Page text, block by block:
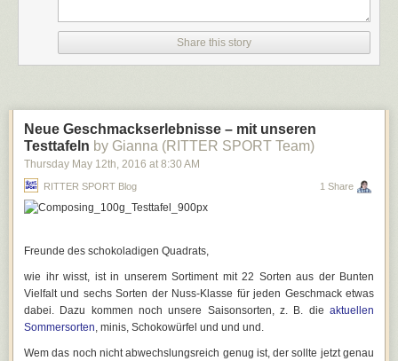
beteiligten Parteien sich beeilen, könnte die Gesetzesreform noch in
Bundeswirtschaftsministerium zum Reformvorhaben ab 2015:
Rechtssicherheit bei WLAN
heise.de:
EU-Generalanwalt will Störerhaftung einschränken
Telepolis:Urheberrechts-Netzsperren möglich
Offene Netze und Recht:erste Analyse des BGH-Urteils zu Netzsperren
für Jubel ist es zu früh
,
Tags:
Share this story
Neue Geschmackserlebnisse – mit unseren
Testtafeln by Gianna (RITTER SPORT Team)
Thursday May 12th, 2016 at 8:30 AM
RITTER SPORT Blog 1 Share
Freunde des schokoladigen Quadrats,
wie ihr wisst, ist in unserem Sortiment mit 22 Sorten aus der Bunten
Vielfalt und sechs Sorten der Nuss-Klasse für jeden Geschmack etwas
dabei. Dazu kommen noch unsere Saisonsorten, z. B. die aktuellen
Sommersorten, minis, Schokowürfel und und und.
Wem das noch nicht abwechslungsreich genug ist, der sollte jetzt genau